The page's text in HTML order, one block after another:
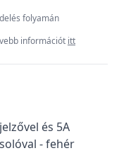
folyamán
információt itt
és 5A
- fehér